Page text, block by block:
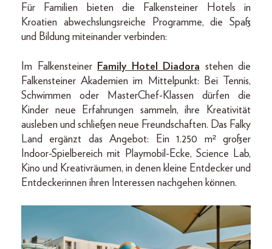
Für Familien bieten die Falkensteiner Hotels in
Kroatien abwechslungsreiche Programme, die Spaß
und Bildung miteinander verbinden:
Im Falkensteiner Family Hotel Diadora stehen die
Falkensteiner Akademien im Mittelpunkt: Bei Tennis,
Schwimmen oder MasterChef-Klassen dürfen die
Kinder neue Erfahrungen sammeln, ihre Kreativität
ausleben und schließen neue Freundschaften. Das Falky
Land ergänzt das Angebot: Ein 1.250 m² großer
Indoor-Spielbereich mit Playmobil-Ecke, Science Lab,
Kino und Kreativräumen, in denen kleine Entdecker und
Entdeckerinnen ihren Interessen nachgehen können.